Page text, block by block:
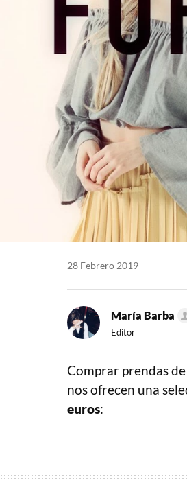
28 Febrero 2019
María Barba
Editor
Comprar prendas
nos ofrecen una
euros: